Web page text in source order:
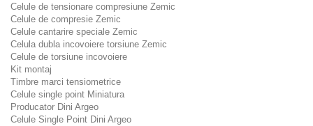
Celule de tensionare compresiune Zemic
Celule de compresie Zemic
Celule cantarire speciale Zemic
Celula dubla incovoiere torsiune Zemic
Celule de torsiune incovoiere
Kit montaj
Timbre marci tensiometrice
Celule single point Miniatura
Producator Dini Argeo
Celule Single Point Dini Argeo